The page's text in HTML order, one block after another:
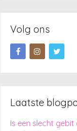
Volg ons
Laatste
Is een slecht gebit